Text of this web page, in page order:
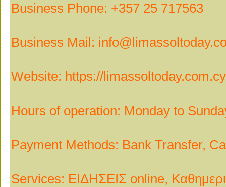
Business Phone: +357 25 717563
Business Mail:
Website: https://limassoltoday.com.cy
Hours of operation: Monday to
Payment Methods: Bank Transfer,
Services: ΕΙΔΗΣΕΙΣ online,